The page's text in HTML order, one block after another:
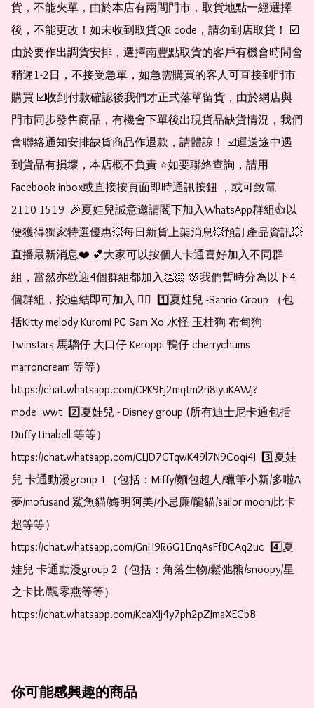
貨，不能夾單，由於本店有兩間門市，取貨地點一經選擇
後，不能更改！如未收到取貨QR code，請勿到店取貨！ ☑️
由於要作出調貨安排，選擇南豐點取貨的客戶有機會時間會
稍遲1-2日，不接受急單，如急需購買的客人可直接到門市
購買 ☑️收到付款確認後我們才正式落單留貨，由於網店與
門市同步發售商品，有機會下單後出現貨品缺貨情況，我們
會聯絡通知安排缺貨商品作退款，請體諒！ ☑️運送途中遇
到貨品有損壞，本店概不負責 ⭐️如要聯絡查詢，請用
Facebook inbox或直接按頁面即時通訊按鈕 ，或可致電
2110 1519  🎉夏娃兒誠意邀請閣下加入WhatsApp群組👍以
便獲得獨家特選優惠💥每日新貨上架消息💥預訂產品資訊💥
直播最新消息❤️ 💕大家可以按個人卡通喜好加入不同群
組，當然亦歡迎4個群組都加入👏🏻 🌸我們暫時分為以下4
個群組，按連結即可加入 👇🏻  1️⃣夏娃兒 -Sanrio Group （包
括Kitty melody Kuromi PC Sam Xo 水怪 玉桂狗 布甸狗
Twinstars 馬騮仔 大口仔 Keroppi 鴨仔 cherrychums
marroncream 等等）
https://chat.whatsapp.com/CPK9Ej2mqtm2ri8IyuKAWj?
mode=wwt  2️⃣夏娃兒 - Disney group (所有迪士尼卡通包括
Duffy Linabell 等等）
https://chat.whatsapp.com/CLJD7GTqwK49l7N9Coqi4J  3️⃣夏娃
兒-卡通動漫group 1（包括：Miffy/麵包超人/蠟筆小新/多啦A
夢/mofusand 鯊魚貓/娒明阿美/小忌廉/龍貓/sailor moon/比卡
超等等）
https://chat.whatsapp.com/GnH9R6G1EnqAsFfBCAq2uc  4️⃣夏
娃兒-卡通動漫group 2（包括：角落生物/鬆弛熊/snoopy/星
之卡比/飄零燕等等）
https://chat.whatsapp.com/KcaXIj4y7ph2pZJmaXECbB
你可能感興趣的商品